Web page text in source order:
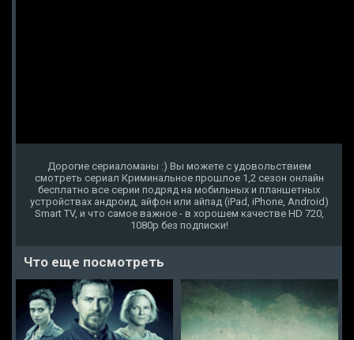
Дорогие сериаломаны :) Вы можете с удовольствием
смотреть сериал Криминальное прошлое 1,2 сезон онлайн
бесплатно все серии подряд на мобильных и планшетных
устройствах андроид, айфон или айпад (iPad, iPhone, Android)
Smart TV, и что самое важное - в хорошем качестве HD 720,
1080p без подписки!
Что еще посмотреть